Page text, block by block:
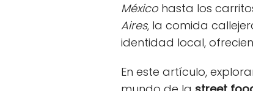
México hasta los
Aires, la comida
identidad local,
En este artículo,